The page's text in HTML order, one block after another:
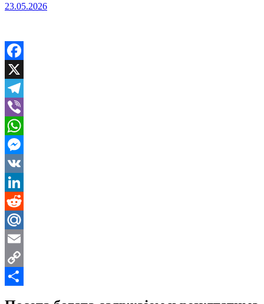
23.05.2026
Facebook
X
Telegram
Viber
WhatsApp
Messenger
VK
LinkedIn
Reddit
Mail.Ru
Email
Copy